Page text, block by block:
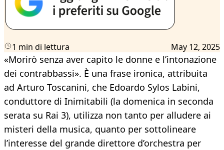
1 min di lettura May 12, 2025
«Morirò senza aver capito le donne e l’intonazione
dei contrabbassi». È una frase ironica, attribuita
ad Arturo Toscanini, che Edoardo Sylos Labini,
conduttore di Inimitabili (la domenica in seconda
serata su Rai 3), utilizza non tanto per alludere ai
misteri della musica, quanto per sottolineare
l’interesse del grande direttore d’orchestra per